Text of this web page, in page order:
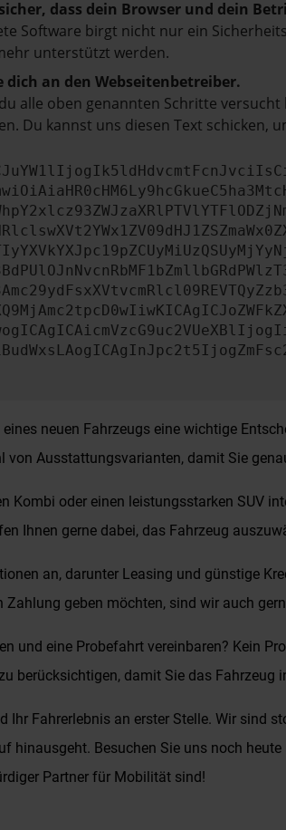
dass dein Browser und dein
Software birgt nicht nur ein
unterstützt werden.
dich an den Webseitenbetreiber.
alle oben genannten Schritte
Du kannst uns diesen Text schicken,
neuen Fahrzeugs eine wichtige
Ausstattungsvarianten, damit Sie
oder einen leistungsstarken SUV
Ihnen gerne dabei, das Fahrzeug
an, darunter Leasing und günstige
geben möchten, sind wir auch
und eine Probefahrt vereinbaren? Kein
berücksichtigen, damit Sie das Fahrzeug
Ihr Fahrerlebnis an erster Stelle. Wir sind
hinausgeht. Besuchen Sie uns noch
Partner für Mobilität sind!